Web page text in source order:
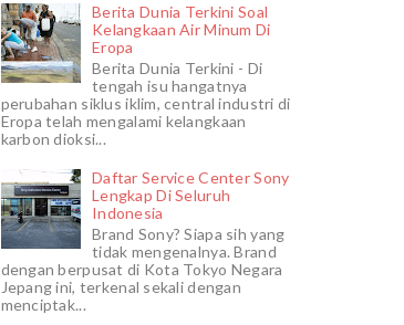
Berita Dunia Terkini Soal
Kelangkaan Air Minum Di
Eropa
Berita Dunia Terkini - Di
tengah isu hangatnya
perubahan siklus iklim, central industri di
Eropa telah mengalami kelangkaan
karbon dioksi...
Daftar Service Center Sony
Lengkap Di Seluruh
Indonesia
Brand Sony? Siapa sih yang
tidak mengenalnya. Brand
dengan berpusat di Kota Tokyo Negara
Jepang ini, terkenal sekali dengan
menciptak...